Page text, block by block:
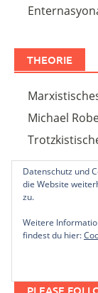
THEORIE
Michael
SOCIAL
Datenschutz und
die Website
zu.
Weitere
findest du hier: